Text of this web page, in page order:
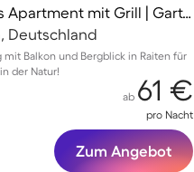
Familienorientiertes tolles Apartment mit Grill | Gartenblick
Deutschland
Balkon und Bergblick in Raiten für
der Natur!
ab 61 €
pro Nacht
Zum Angebot